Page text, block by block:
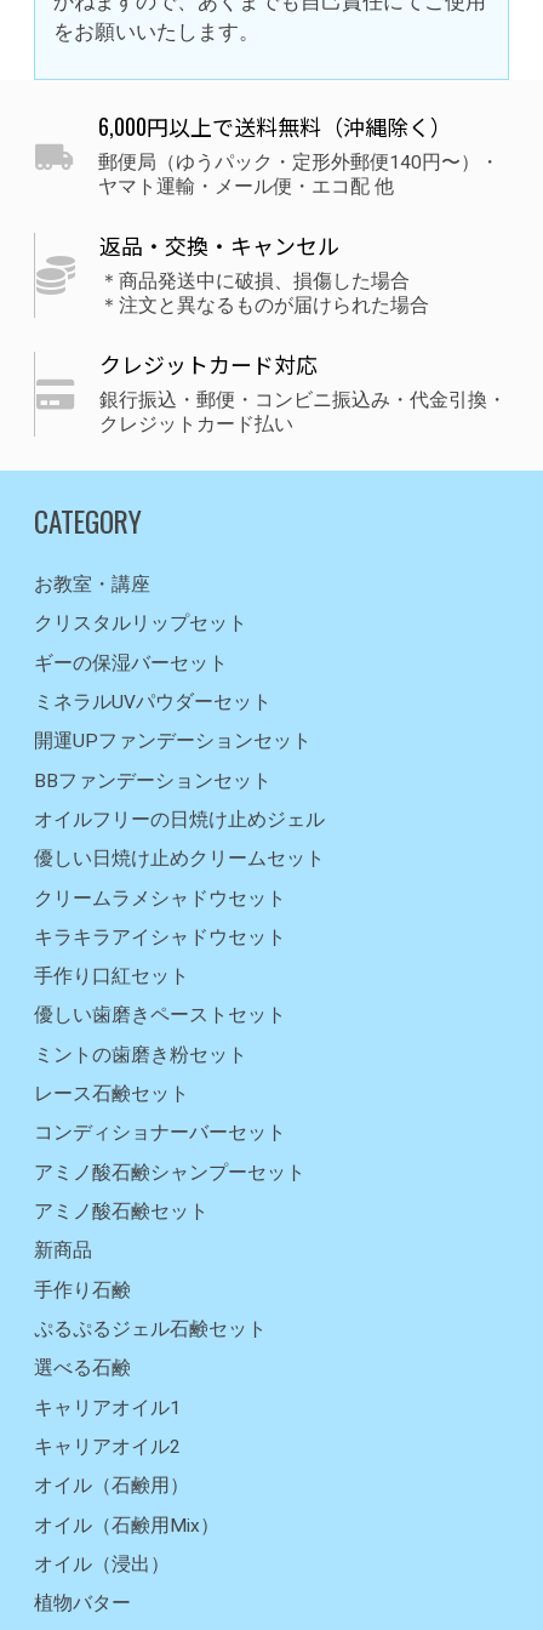
をお願いいたします。
6,000円以上で送料無料（沖縄除く）
郵便局（ゆうパック・定形外郵便140円〜）・
ヤマト運輸・メール便・エコ配 他
返品・交換・キャンセル
＊商品発送中に破損、損傷した場合
＊注文と異なるものが届けられた場合
クレジットカード対応
銀行振込・郵便・コンビニ振込み・代金引換・
クレジットカード払い
CATEGORY
お教室・講座
クリスタルリップセット
ギーの保湿バーセット
ミネラルUVパウダーセット
開運UPファンデーションセット
BBファンデーションセット
オイルフリーの日焼け止めジェル
優しい日焼け止めクリームセット
クリームラメシャドウセット
キラキラアイシャドウセット
手作り口紅セット
優しい歯磨きペーストセット
ミントの歯磨き粉セット
レース石鹸セット
コンディショナーバーセット
アミノ酸石鹸シャンプーセット
アミノ酸石鹸セット
新商品
手作り石鹸
ぷるぷるジェル石鹸セット
選べる石鹸
キャリアオイル1
キャリアオイル2
オイル（石鹸用）
オイル（石鹸用Mix）
オイル（浸出）
植物バター